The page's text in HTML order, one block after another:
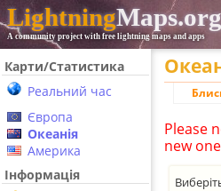
LightningMaps.org
A community project with free lightning maps and apps
Карти/Статистика
Реальний час
Європа
Океанія
Америка
Інформація
Please
new